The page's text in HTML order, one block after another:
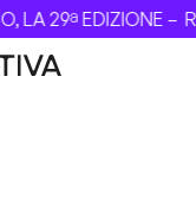
LA 29ª EDIZIONE –